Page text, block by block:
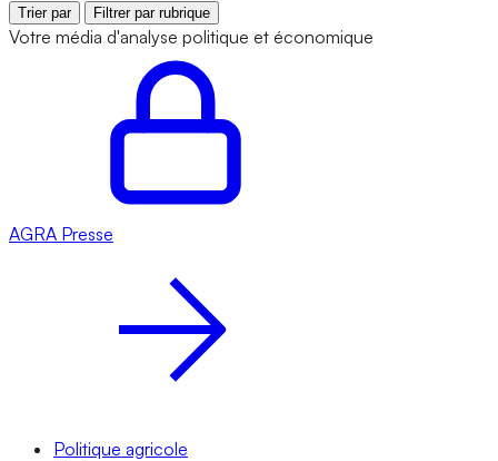
Trier par Filtrer par rubrique
Votre média d'analyse politique et économique
AGRA Presse
Politique agricole